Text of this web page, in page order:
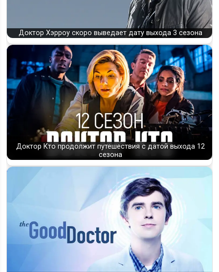
Доктор Хэрроу скоро выведает дату выхода 3 сезона
Доктор Кто продолжит путешествия с датой выхода 12
сезона